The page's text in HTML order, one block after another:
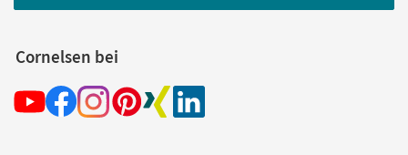
Cornelsen bei